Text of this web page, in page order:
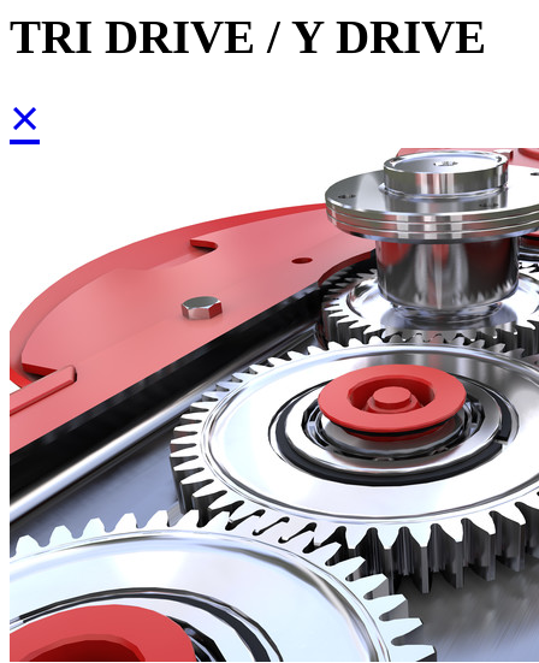
TRI DRIVE / Y DRIVE
×